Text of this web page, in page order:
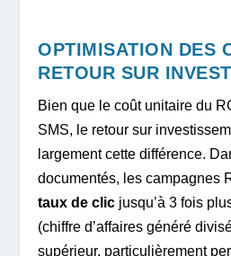
OPTIMISATION DES
RETOUR SUR
Bien que le coût unitaire du
SMS, le retour sur
largement cette différence.
documentés, les campagnes
taux de clic jusqu’à 3 fois
(chiffre d’affaires généré
supérieur, particulièrement